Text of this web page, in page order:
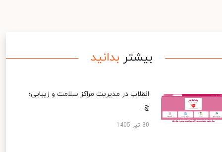
بیشتر بدانید
انقلاب در مدیریت مراکز سلامت و زیبایی؛
چ...
30 تیر 1405